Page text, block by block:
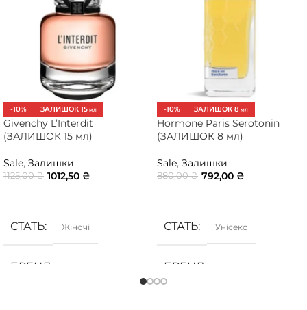
-10% ЗАЛИШОК 15 МЛ
Givenchy L’Interdit
(ЗАЛИШОК 15 мл)
Sale, Залишки
1125,00₴ 1012,50 ₴
СТАТЬ Жіночі
БРЕНД
-10% ЗАЛИШОК 8 МЛ
Hormone Paris Serotonin
(ЗАЛИШОК 8 мл)
Sale, Залишки
880,00₴ 792,00 ₴
СТАТЬ Унісекс
БРЕНД